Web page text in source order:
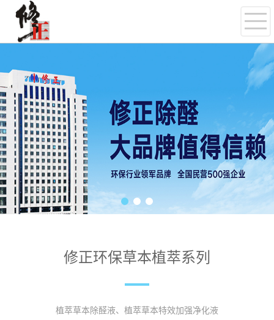
修正环保草本植萃系列
植萃草本除醛液、植萃草本特效加强净化液